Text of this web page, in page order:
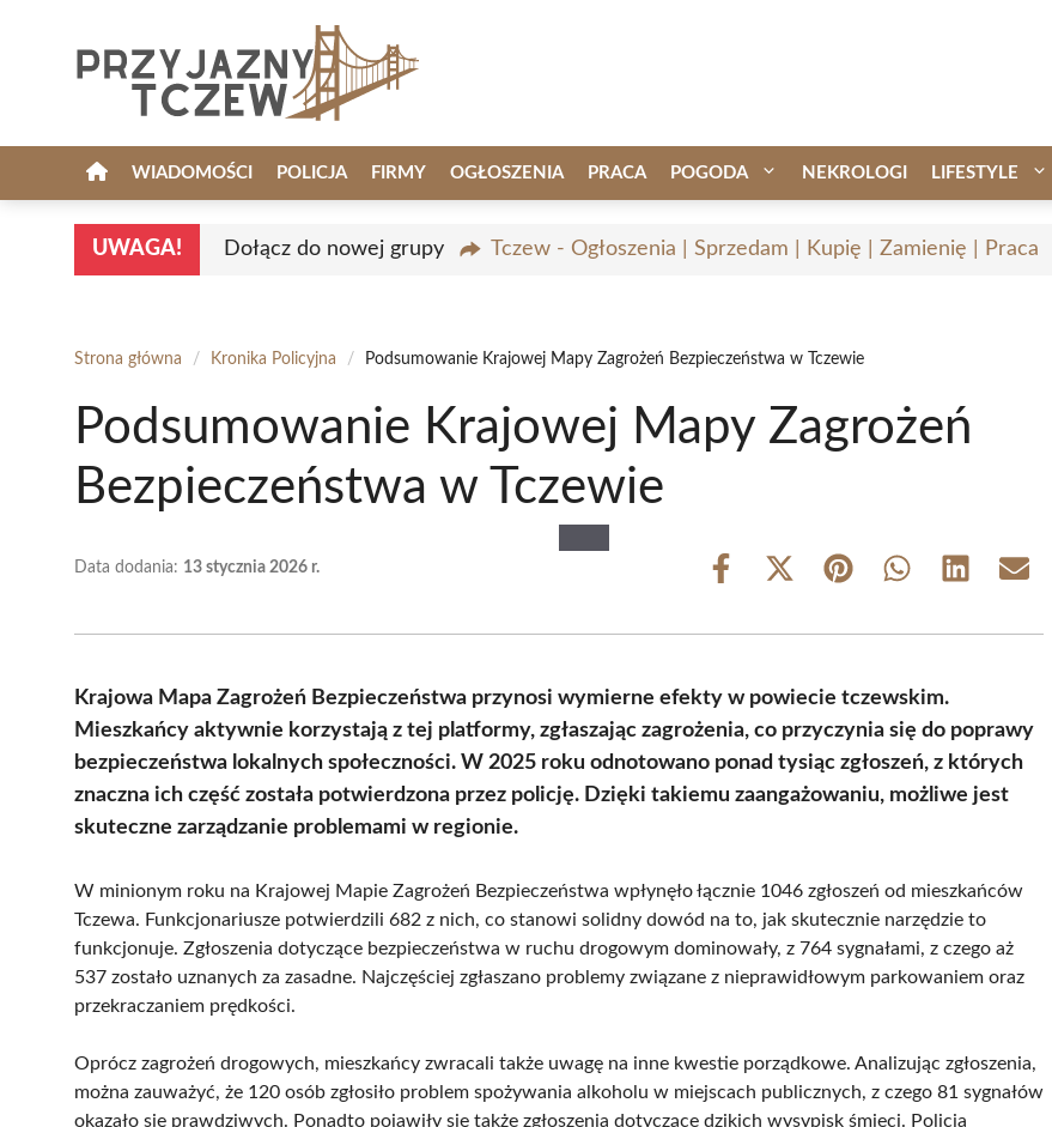
WIADOMOŚCI POLICJA FIRMY OGŁOSZENIA PRACA POGODA NEKROLOGI LIFESTYLE
UWAGA! Dołącz do nowej grupy Tczew - Ogłoszenia | Sprzedam | Kupię | Zamienię | Praca
Strona główna / Kronika Policyjna / Podsumowanie Krajowej Mapy Zagrożeń Bezpieczeństwa w Tczewie
Podsumowanie Krajowej Mapy Zagrożeń
Bezpieczeństwa w Tczewie
Data dodania: 13 stycznia 2026 r.
Share
Share
(Twitter)
Share Share Share Share
Krajowa Mapa Zagrożeń Bezpieczeństwa przynosi wymierne efekty w powiecie tczewskim.
Mieszkańcy aktywnie korzystają z tej platformy, zgłaszając zagrożenia, co przyczynia się do poprawy
bezpieczeństwa lokalnych społeczności. W 2025 roku odnotowano ponad tysiąc zgłoszeń, z których
znaczna ich część została potwierdzona przez policję. Dzięki takiemu zaangażowaniu, możliwe jest
skuteczne zarządzanie problemami w regionie.
W minionym roku na Krajowej Mapie Zagrożeń Bezpieczeństwa wpłynęło łącznie 1046 zgłoszeń od mieszkańców
Tczewa. Funkcjonariusze potwierdzili 682 z nich, co stanowi solidny dowód na to, jak skutecznie narzędzie to
funkcjonuje. Zgłoszenia dotyczące bezpieczeństwa w ruchu drogowym dominowały, z 764 sygnałami, z czego aż
537 zostało uznanych za zasadne. Najczęściej zgłaszano problemy związane z nieprawidłowym parkowaniem oraz
przekraczaniem prędkości.
Oprócz zagrożeń drogowych, mieszkańcy zwracali także uwagę na inne kwestie porządkowe. Analizując zgłoszenia,
można zauważyć, że 120 osób zgłosiło problem spożywania alkoholu w miejscach publicznych, z czego 81 sygnałów
okazało się prawdziwych. Ponadto pojawiły się także zgłoszenia dotyczące dzikich wysypisk śmieci. Policja